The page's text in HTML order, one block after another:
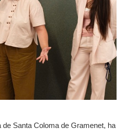
Santa Coloma de Gramenet, ha